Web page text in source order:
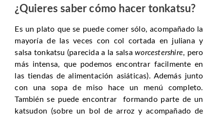
¿Quieres saber cómo hacer tonkatsu?
Es un plato que se puede comer sólo, acompañado la
mayoría de las veces con col cortada en juliana y
salsa tonkatsu (parecida a la salsaworcestershire, pero
más intensa, que podemos encontrar facilmente en
las tiendas de alimentación asiáticas). Además junto
con una sopa de miso hace un menú completo.
También se puede encontrar formando parte de un
katsudon (sobre un bol de arroz y acompañado de